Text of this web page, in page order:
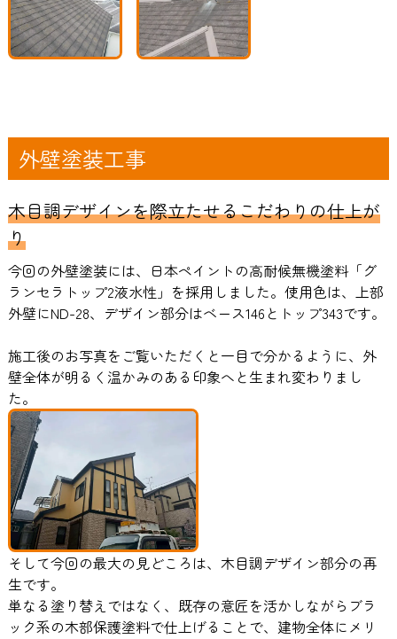
外壁塗装工事
木目調デザインを際立たせるこだわりの仕上が
り
今回の外壁塗装には、日本ペイントの高耐候無機塗料「グ
ランセラトップ2液水性」を採用しました。使用色は、上部
外壁にND-28、デザイン部分はベース146とトップ343です。
施工後のお写真をご覧いただくと一目で分かるように、外
壁全体が明るく温かみのある印象へと生まれ変わりまし
た。
そして今回の最大の見どころは、木目調デザイン部分の再
生です。
単なる塗り替えではなく、既存の意匠を活かしながらブラ
ック系の木部保護塗料で仕上げることで、建物全体にメリ